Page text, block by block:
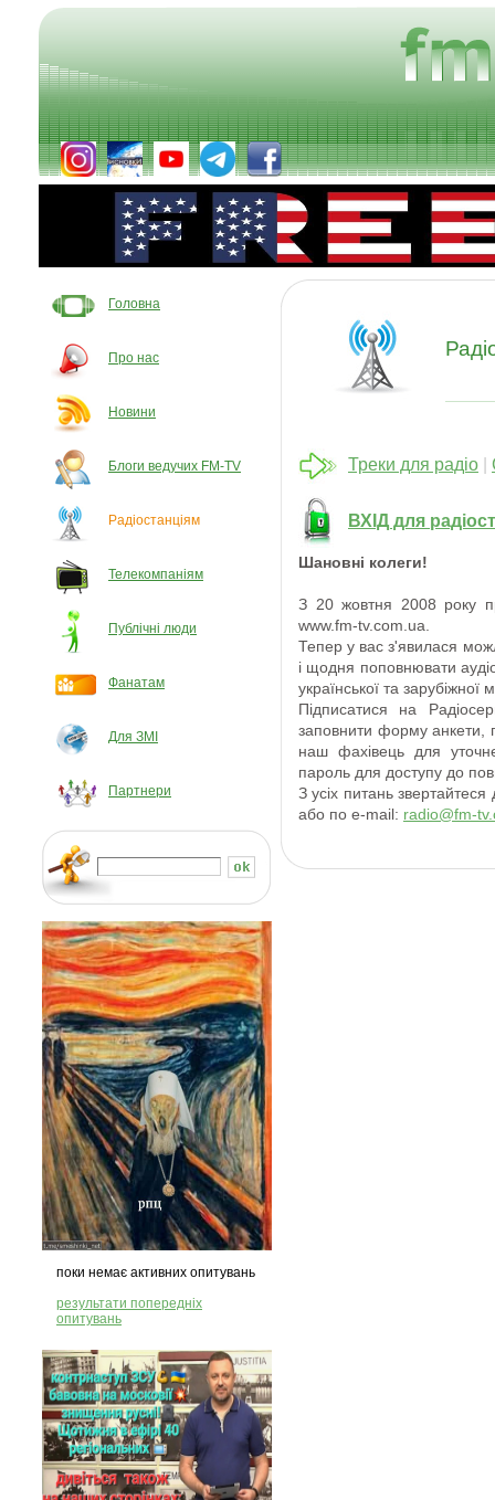
Головна
Про нас
Новини
Блоги ведучих FM-TV
Радіостанціям
Телекомпаніям
Публічні люди
Фанатам
Для ЗМІ
Партнери
поки немає активних опитувань
результати попередніх
опитувань
Треки для радіо
ВХІД для
Шановні колеги!
З 20 жовтня 2008 року
www.fm-tv.com.ua.
Тепер у вас з'явилася
і щодня поповнювати
української та зарубіжної
Підписатися на
заповнити форму анкети
наш фахівець
для
пароль для доступу до
З усіх питань звертайтеся
або по e-mail: radio@fm-